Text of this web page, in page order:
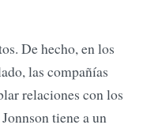
De hecho, en los
las compañías
relaciones con los
tiene a un